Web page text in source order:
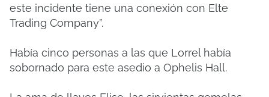
este incidente tiene una conexión con Elte
Trading Company”.
Había cinco personas a las que Lorrel había
sobornado para este asedio a Ophelis Hall.